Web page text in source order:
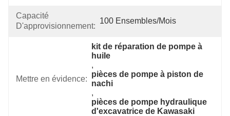
Capacité
D'approvisionnement:
100 Ensembles/mois
Mettre en évidence:
kit de réparation de pompe à
huile
,
pièces de pompe à piston de
nachi
,
pièces de pompe hydraulique
d'excavatrice de Kawasaki